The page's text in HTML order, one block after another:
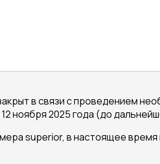
в связи с проведением
ноября 2025 года (до
superior, в настоящее